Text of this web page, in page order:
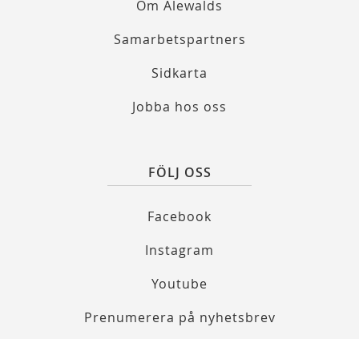
Om Alewalds
Samarbetspartners
Sidkarta
Jobba hos oss
FÖLJ OSS
Facebook
Instagram
Youtube
Prenumerera på nyhetsbrev